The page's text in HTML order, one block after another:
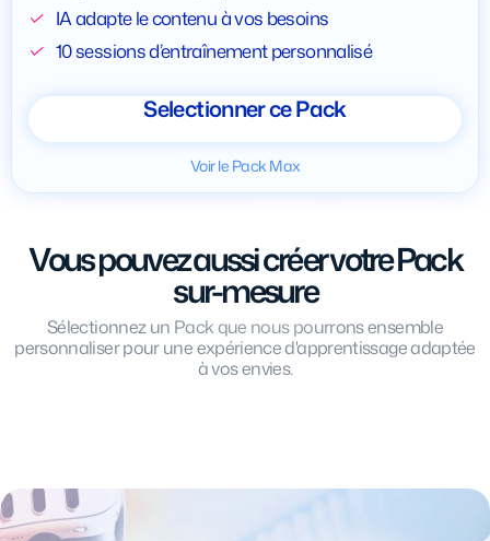
IA adapte le contenu à vos besoins
10 sessions d’entraînement personnalisé
Selectionner ce Pack
Voir le Pack Max
Vous pouvez aussi créer votre Pack
sur-mesure
Sélectionnez un Pack que nous pourrons ensemble
personnaliser pour une expérience d'apprentissage adaptée
à vos envies.